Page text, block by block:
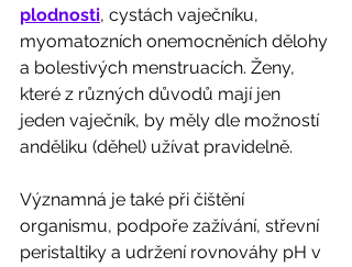
plodnosti, cystách vaječníku,
myomatozních onemocněních dělohy
a bolestivých menstruacích. Ženy,
které z různých důvodů mají jen
jeden vaječník, by měly dle možností
anděliku (děhel) užívat pravidelně.
Významná je také při čištění
organismu, podpoře zažívání, střevní
peristaltiky a udržení rovnováhy pH v